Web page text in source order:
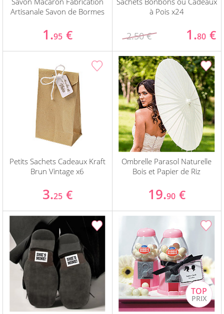
Artisanale Savon de Bormes
1.95 €
à Pois x24
2.50 € 1.80 €
Petits Sachets Cadeaux Kraft
Brun Vintage x6
3.25 €
Ombrelle Parasol Naturelle
Bois et Papier de Riz
19.90 €